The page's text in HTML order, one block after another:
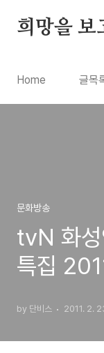
희망을 보
Home 글목
문화방송
tvN 화성
특집
by 단비스 2011. 2.